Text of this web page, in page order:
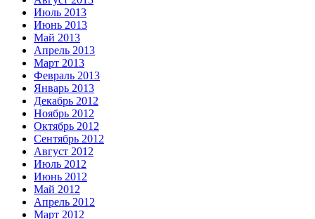
Июль 2013
Июнь 2013
Май 2013
Апрель 2013
Март 2013
Февраль 2013
Январь 2013
Декабрь 2012
Ноябрь 2012
Октябрь 2012
Сентябрь 2012
Август 2012
Июль 2012
Июнь 2012
Май 2012
Апрель 2012
Март 2012